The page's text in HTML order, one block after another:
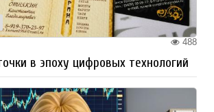
488
в эпоху цифровых технологий